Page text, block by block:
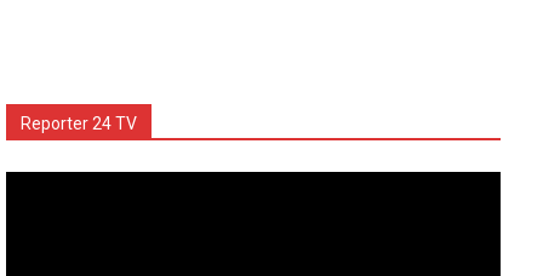
Reporter 24 TV